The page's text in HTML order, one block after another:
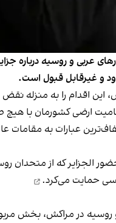
عربی و روسیه درباره
و غیرقابل قبول است.
اقدام را به منزله
ارضی کشورمان با هیچ
عبارات به مقامات
که در روز چهارشنبه ۲۹ آذر در مراکش و
حمایت می‌کرد.
عرب و روسیه در مراکش،